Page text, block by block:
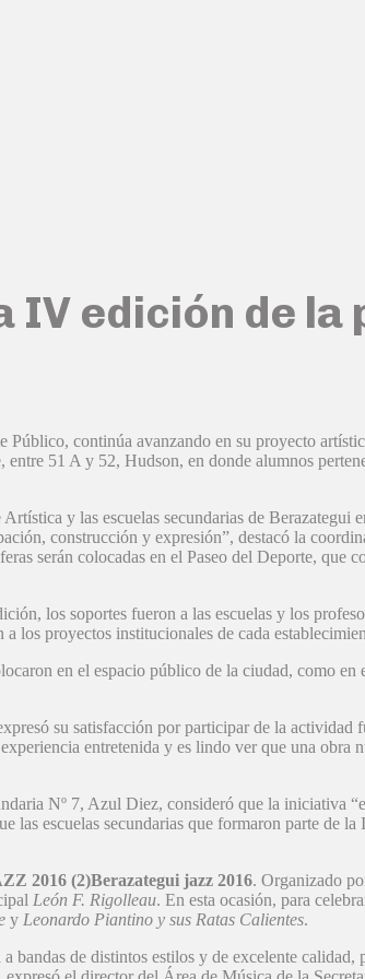
edición de la
Público, continúa avanzando en su proyecto
51 A y 52, Hudson, en donde alumnos
y las escuelas secundarias de Berazategui
construcción y expresión”, destacó la
serán colocadas en el Paseo del Deporte, que
los soportes fueron a las escuelas y los
los proyectos institucionales de cada
en el espacio público de la ciudad, como en
su satisfacción por participar de la actividad
entretenida y es lindo ver que una obra
Nº 7, Azul Diez, consideró que la iniciativa
las escuelas secundarias que formaron parte de
Berazategui jazz 2016. Organizado
León F. Rigolleau. En esta ocasión, para
y Leonardo Piantino y sus Ratas Calientes.
bandas de distintos estilos y de excelente